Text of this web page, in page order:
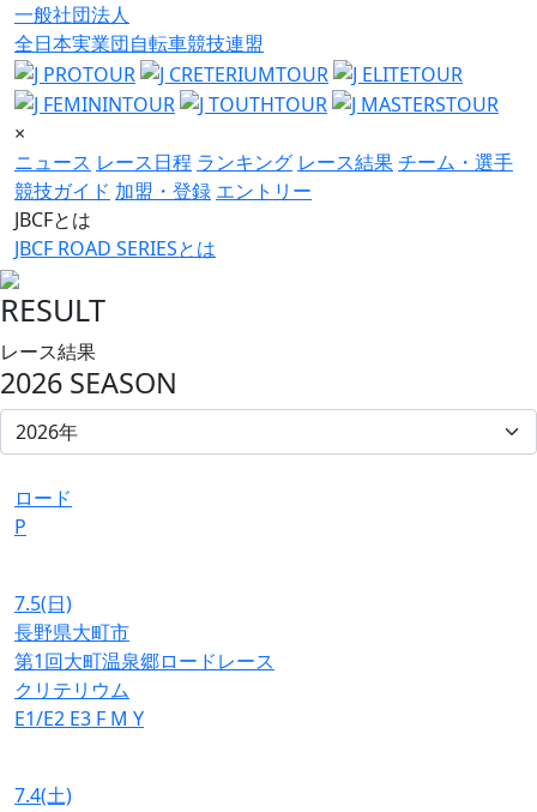
一般社団法人
全日本実業団自転車競技連盟
×
ニュース レース日程 ランキング レース結果チーム・選手
競技ガイド 加盟・登録 エントリー
JBCFとは
JBCF ROAD SERIESとは
RESULT
レース結果
2026 SEASON
ロード
P
7.5(日)
長野県大町市
第1回大町温泉郷ロードレース
クリテリウム
E1/E2 E3 F M Y
7.4(土)